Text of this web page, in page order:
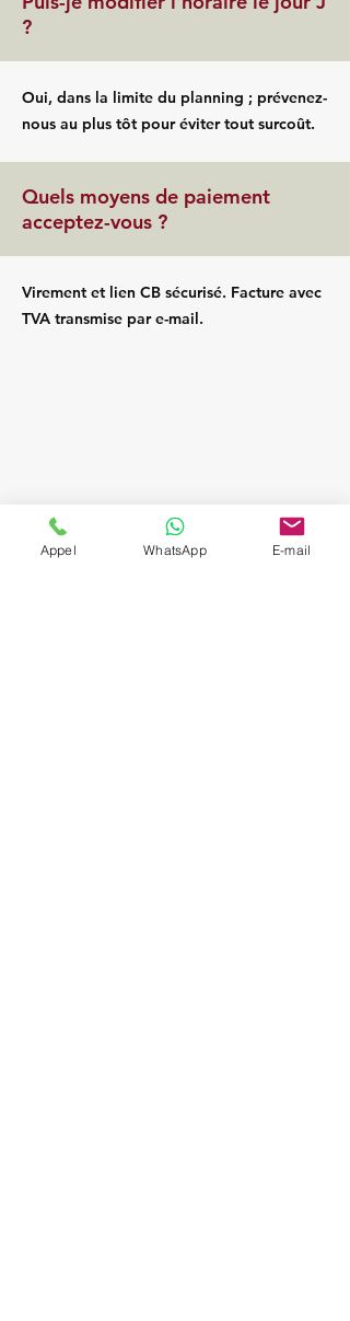
?
Oui, dans la limite du planning ; prévenez-
nous au plus tôt pour éviter tout surcoût.
Quels moyens de paiement
acceptez-vous ?
Virement et lien CB sécurisé. Facture avec
TVA transmise par e-mail.
Appel WhatsApp E-mail